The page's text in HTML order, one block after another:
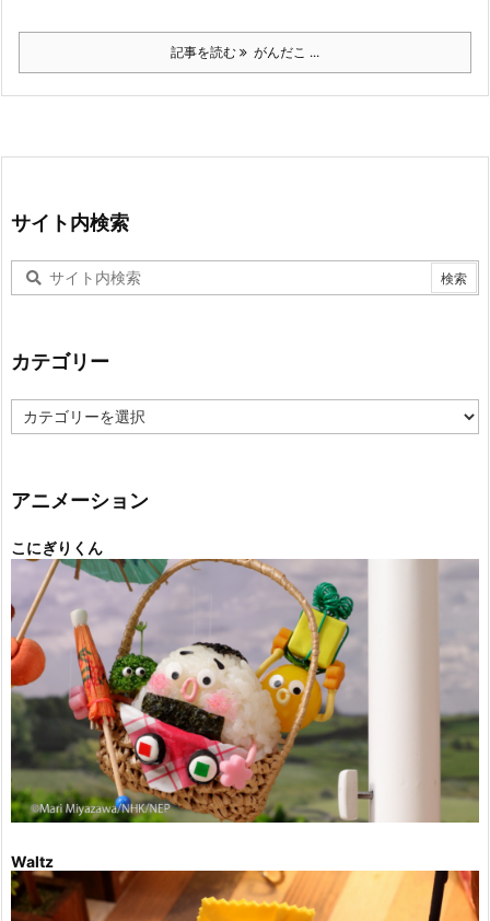
記事を読む がんだこ ...
サイト内検索
カテゴリー
テ
ー
アニメーション
こにぎりくん
Waltz